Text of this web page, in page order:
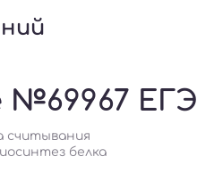
№69967
считывания
белка